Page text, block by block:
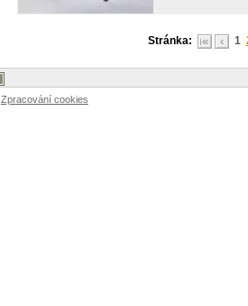
Stránka: 1
Zpracování cookies